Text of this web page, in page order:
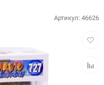
Артикул:46626